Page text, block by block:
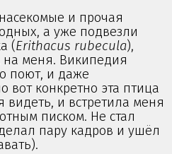
и прочая
а уже подвезли
(Erithacus rubecula),
на меня. Википедия
поют, и даже
вот конкретно эта птица
и встретила меня
писком. Не стал
пару кадров и ушёл